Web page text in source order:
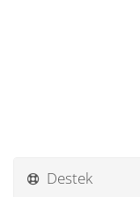
Destek